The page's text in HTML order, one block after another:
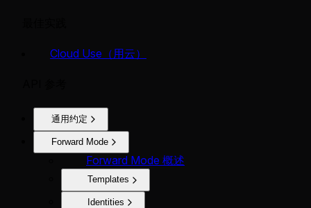
Cloud Use（用云）
通用约定
Forward Mode
Forward Mode 概述
Templates
Identities